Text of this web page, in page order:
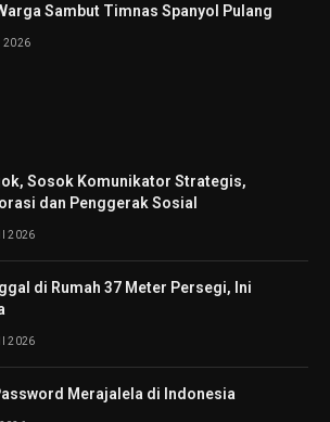
Sambut Timnas Spanyol Pulang
2026
Sosok Komunikator Strategis,
dan Penggerak Sosial
2026
di Rumah 37 Meter Persegi, Ini
2026
Merajalela di Indonesia